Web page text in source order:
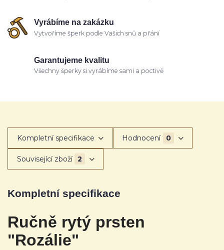
Vyrábíme na zakázku
Vytvoříme šperk podle Vašich snů a přání
Garantujeme kvalitu
Všechny šperky si vyrábíme sami a poctivě
Kompletní specifikace Hodnocení 0
Související zboží 2
Kompletní specifikace
Ručně rytý prsten
"Rozálie"